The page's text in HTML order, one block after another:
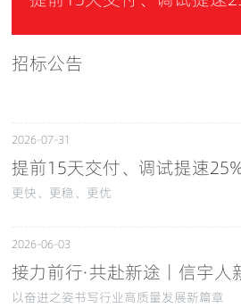
招标公告
2026-07-31
提前15天交付、调试提速
时代“潜力新锐奖”
更快、更稳、更优
2026-06-03
接力前行·共赴新途丨信宇人
仪式圆满举行
以奋进之姿书写行业高质量发展新篇章